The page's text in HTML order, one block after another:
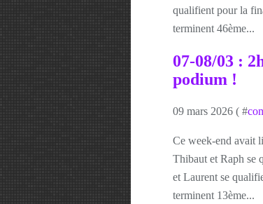
qualifient pour la
terminent 46ème...
07-08/03 :
podium !
09 mars 2026 ( #
Ce week-end avait
Thibaut et Raph se
et Laurent se
terminent 13ème...